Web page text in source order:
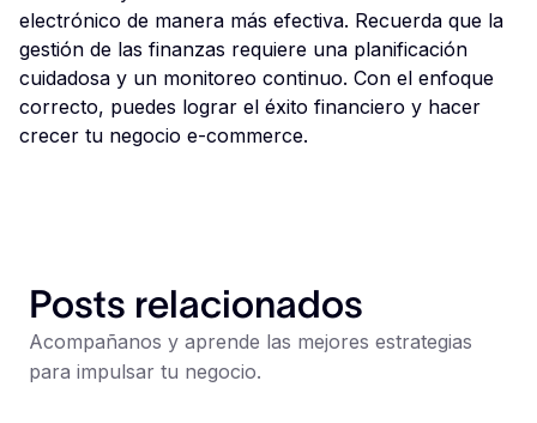
electrónico de manera más efectiva. Recuerda que la
gestión de las finanzas requiere una planificación
cuidadosa y un monitoreo continuo. Con el enfoque
correcto, puedes lograr el éxito financiero y hacer
crecer tu negocio e-commerce.
Posts relacionados
Acompañanos y aprende las mejores estrategias
para impulsar tu negocio.